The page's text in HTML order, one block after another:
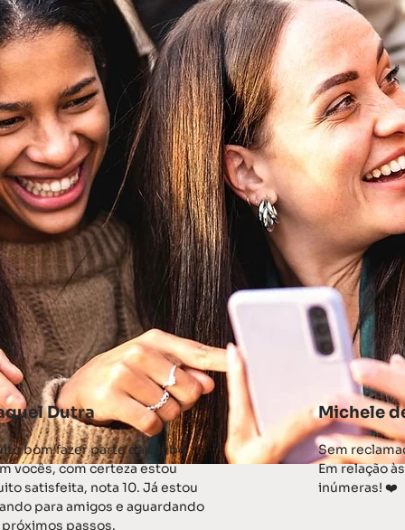
Dutra
bom fazer parte da Clubo
vocês, com certeza estou
satisfeita, nota 10. Já estou
para amigos e aguardando
próximos passos.
Michele
Sem
Em relação
inúmeras! ❤️